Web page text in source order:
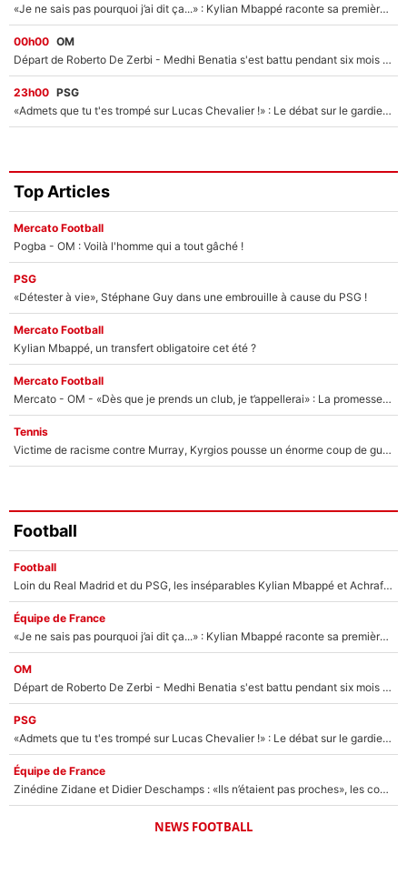
«Je ne sais pas pourquoi j’ai dit ça...» : Kylian Mbappé raconte sa première rencontre avec Zinédine Zidane (et c’est très drôle)
00h00 OM
Départ de Roberto De Zerbi - Medhi Benatia s'est battu pendant six mois pour le retenir à l'OM, le PSG a été le naufrage de trop : «Je pars avec toi»
23h00 PSG
«Admets que tu t'es trompé sur Lucas Chevalier !» : Le débat sur le gardien du PSG vire au clash à l'After Foot
Top Articles
Mercato Football
Pogba - OM : Voilà l'homme qui a tout gâché !
PSG
«Détester à vie», Stéphane Guy dans une embrouille à cause du PSG !
Mercato Football
Kylian Mbappé, un transfert obligatoire cet été ?
Mercato Football
Mercato - OM - «Dès que je prends un club, je t’appellerai» : La promesse de Marcelino au moment de claquer la porte
Tennis
Victime de racisme contre Murray, Kyrgios pousse un énorme coup de gueule !
Football
Football
Loin du Real Madrid et du PSG, les inséparables Kylian Mbappé et Achraf Hakimi changent d'équipe le temps d'une journée !
Équipe de France
«Je ne sais pas pourquoi j’ai dit ça...» : Kylian Mbappé raconte sa première rencontre avec Zinédine Zidane (et c’est très drôle)
OM
Départ de Roberto De Zerbi - Medhi Benatia s'est battu pendant six mois pour le retenir à l'OM, le PSG a été le naufrage de trop : «Je pars avec toi»
PSG
«Admets que tu t'es trompé sur Lucas Chevalier !» : Le débat sur le gardien du PSG vire au clash à l'After Foot
Équipe de France
Zinédine Zidane et Didier Deschamps : «Ils n’étaient pas proches», les confidences d’un membre de l’équipe de France 1998 sur leur relation spéciale
NEWS FOOTBALL